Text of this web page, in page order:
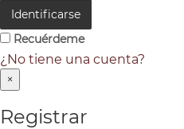
Identificarse
Recuérdeme
¿No tiene una cuenta?
×
Registrar